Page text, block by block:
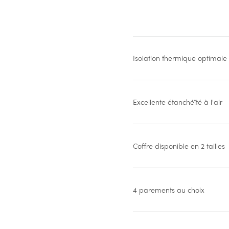
Isolation thermique optimale
Excellente étanchéïté à l'air
Coffre disponible en 2 tailles
4 parements au choix